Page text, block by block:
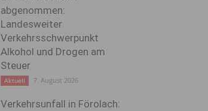
abgenommen:
Landesweiter
Verkehrsschwerpunkt
Alkohol und Drogen am
Steuer
Aktuell 7. August 2026
Verkehrsunfall in Förolach: